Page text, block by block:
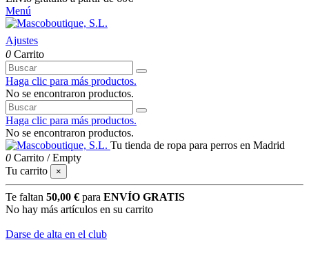
Menú
Ajustes
0 Carrito
Haga clic para más productos.
No se encontraron productos.
Haga clic para más productos.
No se encontraron productos.
Tu tienda de ropa para perros en Madrid
0 Carrito /Empty
Tu carrito
×
Te faltan 50,00 € para ENVÍO GRATIS
No hay más artículos en su carrito
Darse de alta en el club